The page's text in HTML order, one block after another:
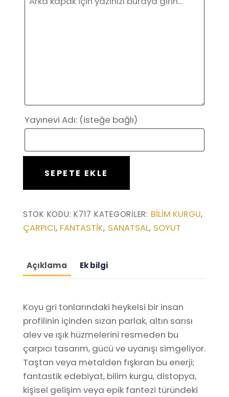
Yayınevi Adı: (isteğe bağlı)
Ateşin
Yüzü
adet
SEPETE EKLE
STOK KODU:K717 KATEGORILER: BILIM KURGU,
ÇARPICI, FANTASTIK, SANATSAL, SOYUT
Açıklama Ek bilgi
Koyu gri tonlarındaki heykelsi bir insan
profilinin içinden sızan parlak, altın sarısı
alev ve ışık hüzmelerini resmeden bu
çarpıcı tasarım, gücü ve uyanışı simgeliyor.
Taştan veya metalden fışkıran bu enerji;
fantastik edebiyat, bilim kurgu, distopya,
kişisel gelişim veya epik fantezi türündeki